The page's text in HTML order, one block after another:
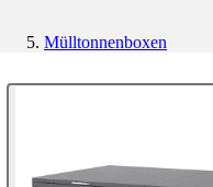
Mülltonnenboxen